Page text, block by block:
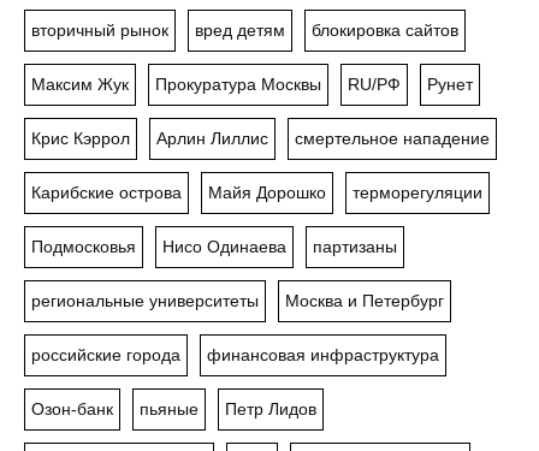
вторичный рынок вред детям блокировка сайтов
Максим Жук Прокуратура Москвы RU/РФ Рунет
Крис Кэррол Арлин Лиллис смертельное нападение
Карибские острова Майя Дорошко терморегуляции
Подмосковья Нисо Одинаева партизаны
региональные университеты Москва и Петербург
российские города финансовая инфраструктура
Озон-банк пьяные Петр Лидов